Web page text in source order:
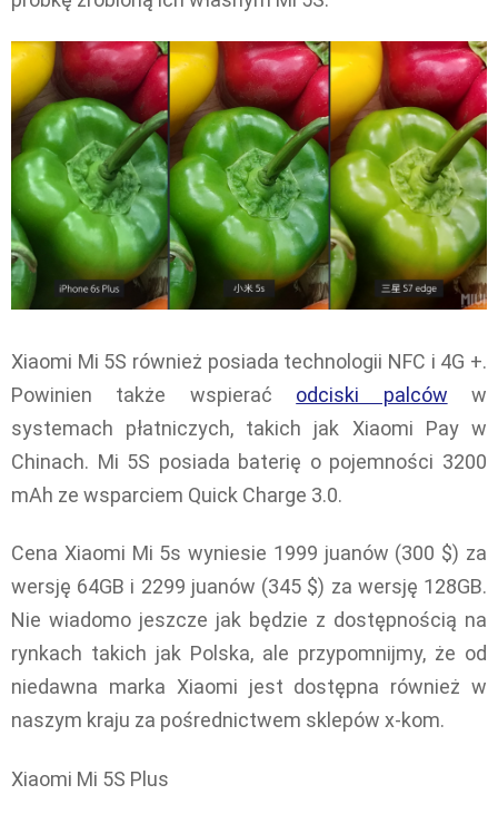
Xiaomi Mi 5S również posiada technologii NFC i 4G +.
Powinien także wspierać odciski palców w
systemach płatniczych, takich jak Xiaomi Pay w
Chinach. Mi 5S posiada baterię o pojemności 3200
mAh ze wsparciem Quick Charge 3.0.
Cena Xiaomi Mi 5s wyniesie 1999 juanów (300 $) za
wersję 64GB i 2299 juanów (345 $) za wersję 128GB.
Nie wiadomo jeszcze jak będzie z dostępnością na
rynkach takich jak Polska, ale przypomnijmy, że od
niedawna marka Xiaomi jest dostępna również w
naszym kraju za pośrednictwem sklepów x-kom.
Xiaomi Mi 5S Plus